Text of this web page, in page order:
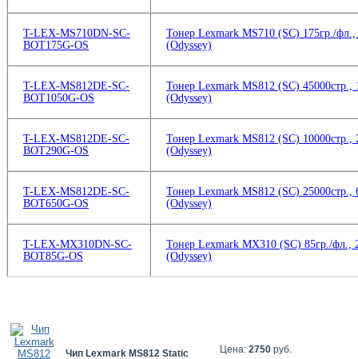
T-LEX-MS710DN-SC-
BOT175G-OS
Тонер Lexmark MS710 (SC) 175гр./фл.,
(Odyssey)
T-LEX-MS812DE-SC-
BOT1050G-OS
Тонер Lexmark MS812 (SC) 45000стр.,
(Odyssey)
T-LEX-MS812DE-SC-
BOT290G-OS
Тонер Lexmark MS812 (SC) 10000стр.,
(Odyssey)
T-LEX-MS812DE-SC-
BOT650G-OS
Тонер Lexmark MS812 (SC) 25000стр.,
(Odyssey)
T-LEX-MX310DN-SC-
BOT85G-OS
Тонер Lexmark MX310 (SC) 85гр./фл.,
(Odyssey)
Чип Lexmark MS812 Static
Цена: 2750 руб.